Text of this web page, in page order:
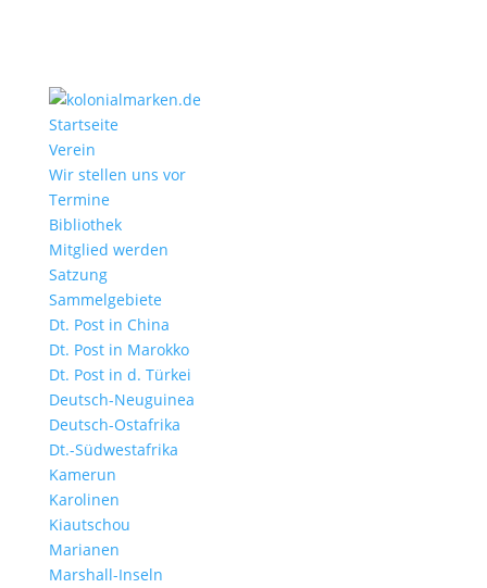
Startseite
Verein
Wir stellen uns vor
Termine
Bibliothek
Mitglied werden
Satzung
Sammelgebiete
Dt. Post in China
Dt. Post in Marokko
Dt. Post in d. Türkei
Deutsch-Neuguinea
Deutsch-Ostafrika
Dt.-Südwestafrika
Kamerun
Karolinen
Kiautschou
Marianen
Marshall-Inseln